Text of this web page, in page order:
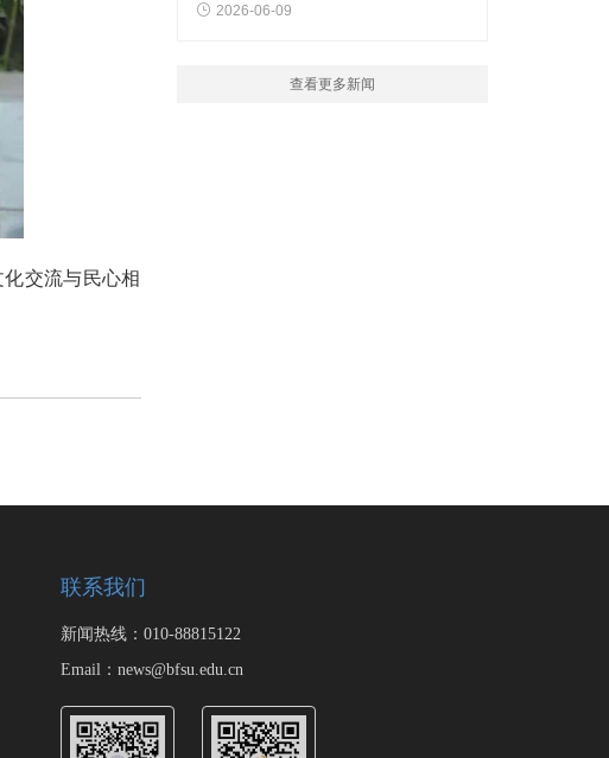
交流与民心相
2026-06-09
查看更多新闻
联系我们
新闻热线：010-88815122
Email：news@bfsu.edu.cn